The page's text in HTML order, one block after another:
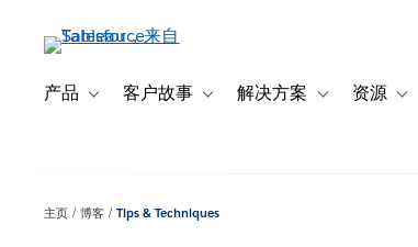
产品 Toggle sub-navigation for 产品
客户故事 Toggle sub-navigation for 客户故事
解决方案 Toggle sub-
资源
主页 博客 Tips & Techniques